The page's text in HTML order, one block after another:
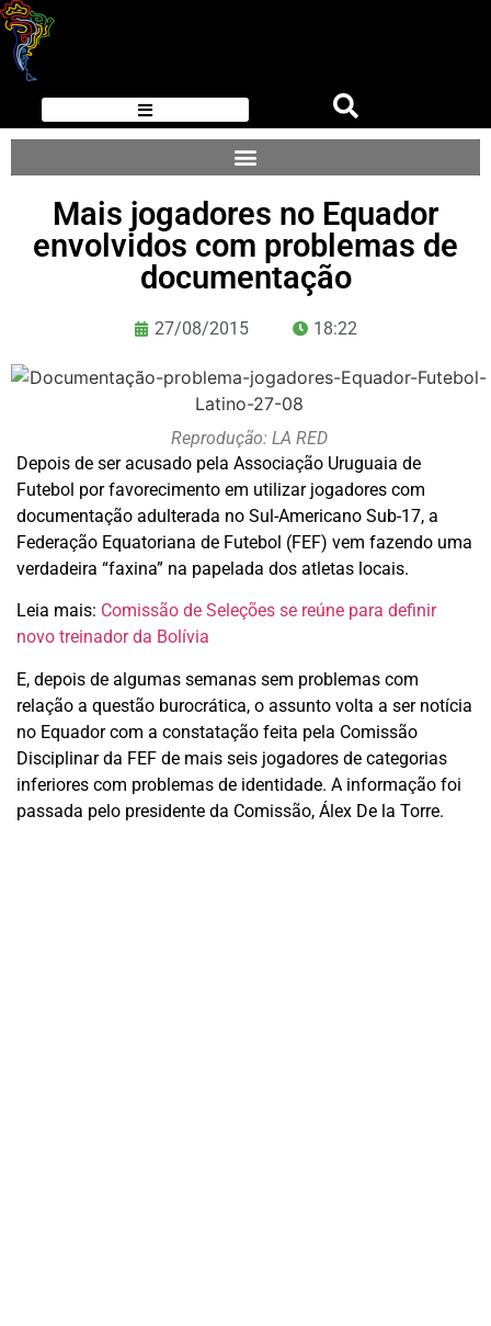
Mais jogadores no Equador
envolvidos com problemas de
documentação
27/08/2015 18:22
Reprodução: LA RED
Depois de ser acusado pela Associação Uruguaia de
Futebol por favorecimento em utilizar jogadores com
documentação adulterada no Sul-Americano Sub-17, a
Federação Equatoriana de Futebol (FEF) vem fazendo uma
verdadeira “faxina” na papelada dos atletas locais.
Leia mais: Comissão de Seleções se reúne para definir
novo treinador da Bolívia
E, depois de algumas semanas sem problemas com
relação a questão burocrática, o assunto volta a ser notícia
no Equador com a constatação feita pela Comissão
Disciplinar da FEF de mais seis jogadores de categorias
inferiores com problemas de identidade. A informação foi
passada pelo presidente da Comissão, Álex De la Torre.